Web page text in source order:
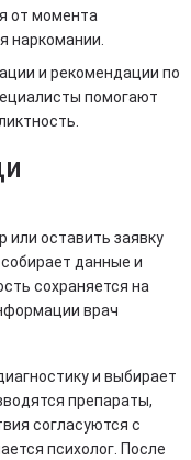
от момента
наркомании.
и рекомендации по
помогают
или оставить заявку
данные и
сохраняется на
врач
и выбирает
препараты,
согласуются с
психолог. После